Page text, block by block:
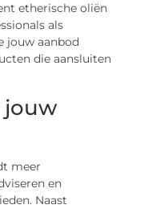
etherische oliën
als
jouw aanbod
die aansluiten
jouw
meer
en
Naast